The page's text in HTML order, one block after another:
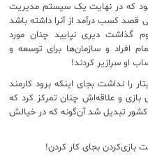
که در نهایت یک سیستم مدیریت
قصد کسب درآمد از آنرا داشته باشد
گذاشت دیری نپایید چنان مورد
افراد و سازما‌ن‌ها برای توسعه و
او سرازیر کردند!
را نداشت بجای اینکه برود کارمند
و علاقه‌اش چنان تمرکز کرد که
کشور تبدیل شد آن‌گونه که در خیالش
بازی‌کردن بجای کار کردن!